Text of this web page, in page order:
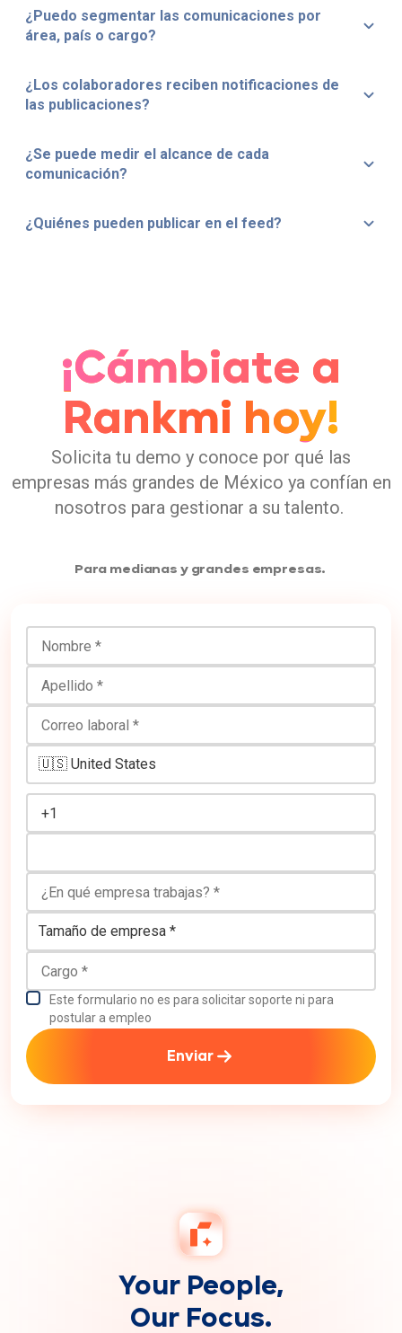
¿Puedo segmentar las comunicaciones por
área, país o cargo?
¿Los colaboradores reciben notificaciones de
las publicaciones?
¿Se puede medir el alcance de cada
comunicación?
¿Quiénes pueden publicar en el feed?
¡Cámbiate a
Rankmi hoy!
Solicita tu demo y conoce por qué las
empresas más grandes de México ya confían en
nosotros para gestionar a su talento.
Para medianas y grandes empresas.
Este formulario no es para solicitar soporte ni para
postular a empleo
Enviar
Your People,
Our Focus.